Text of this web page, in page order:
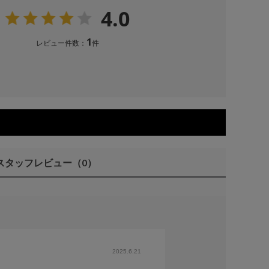
4.0
レビュー件数： 1件
タッフレビュー （0）
2025.6.21